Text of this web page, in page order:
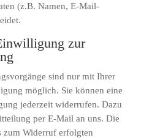
(z.B. Namen, E-Mail-
zur
sind nur mit Ihrer
möglich. Sie können eine
jederzeit widerrufen. Dazu
per E-Mail an uns. Die
zum Widerruf erfolgten